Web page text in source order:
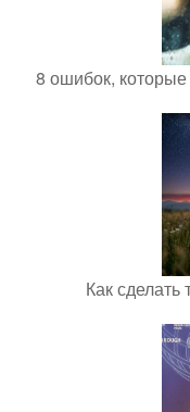
8 ошибок,
Как сделать